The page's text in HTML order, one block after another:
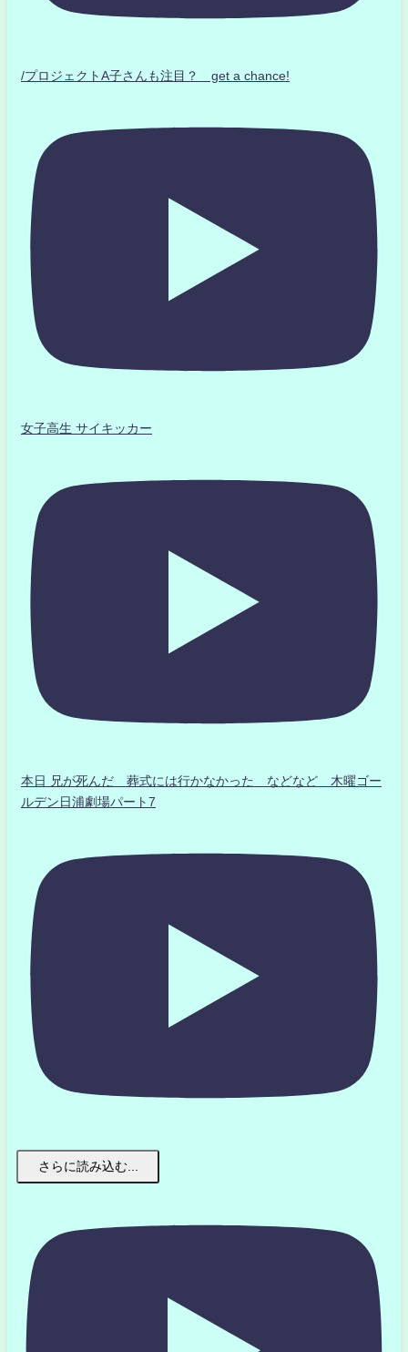
/プロジェクトA子さんも注目？ get a chance!
女子高生 サイキッカー
本日 兄が死んだ 葬式には行かなかった などなど 木曜ゴー
ルデン日浦劇場パート7
さらに読み込む...